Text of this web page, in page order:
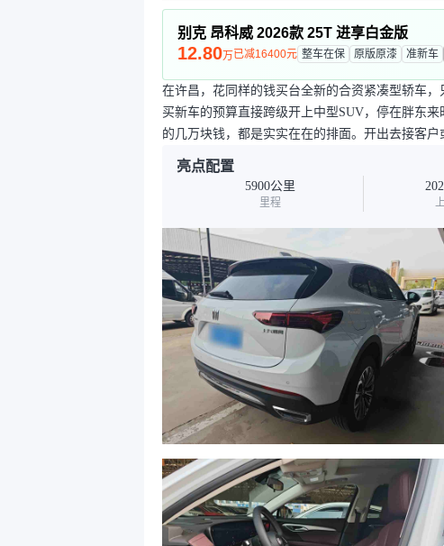
别克 昂科威 2026款 25T 进享白金版
12.80万已减16400元 整车在保 原版原漆 准新车
在许昌，花同样的钱买台全新的合资紧凑型轿车
买新车的预算直接跨级开上中型SUV，停在胖东
的几万块钱，都是实实在在的排面。开出去接客户
亮点配置
5900公里
里程